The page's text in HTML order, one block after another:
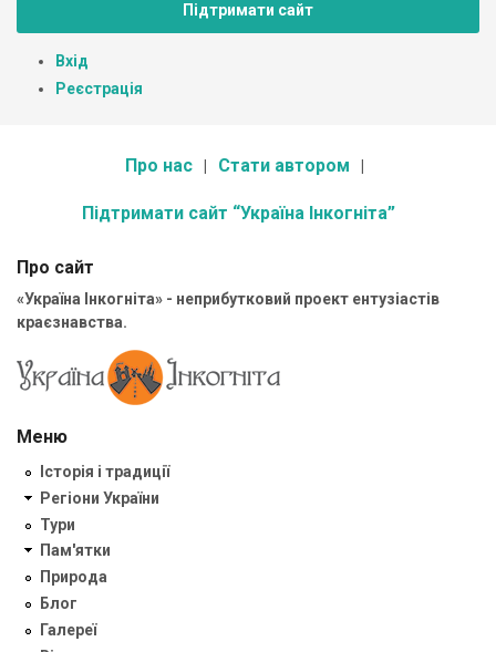
Підтримати сайт
Вхід
Реєстрація
Про нас Стати автором
Підтримати сайт “Україна Інкогніта”
Про сайт
«Україна Інкогніта» - неприбутковий проект ентузіастів
краєзнавства.
Меню
Історія і традиції
Регіони України
Тури
Пам'ятки
Природа
Блог
Галереї